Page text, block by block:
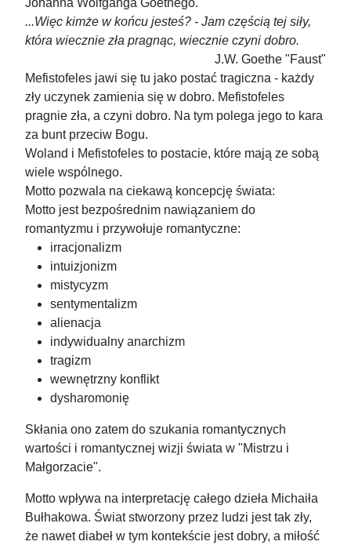
Johanna Wolfganga Goethego.
...Więc kimże w końcu jesteś? - Jam częścią tej siły,
która wiecznie zła pragnąc, wiecznie czyni dobro.
J.W. Goethe "Faust"
Mefistofeles jawi się tu jako postać tragiczna - każdy
zły uczynek zamienia się w dobro. Mefistofeles
pragnie zła, a czyni dobro. Na tym polega jego to kara
za bunt przeciw Bogu.
Woland i Mefistofeles to postacie, które mają ze sobą
wiele wspólnego.
Motto pozwala na ciekawą koncepcję świata:
Motto jest bezpośrednim nawiązaniem do
romantyzmu i przywołuje romantyczne:
irracjonalizm
intuizjonizm
mistycyzm
sentymentalizm
alienacja
indywidualny anarchizm
tragizm
wewnętrzny konflikt
dysharomonię
Skłania ono zatem do szukania romantycznych
wartości i romantycznej wizji świata w "Mistrzu i
Małgorzacie".
Motto wpływa na interpretację całego dzieła Michaiła
Bułhakowa. Świat stworzony przez ludzi jest tak zły,
że nawet diabeł w tym kontekście jest dobry, a miłość